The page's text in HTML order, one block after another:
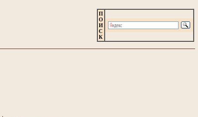
П
О
И
С
К